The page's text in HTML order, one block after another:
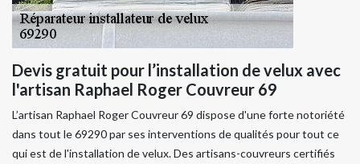
Devis gratuit pour l’installation de velux avec
l'artisan Raphael Roger Couvreur 69
L’artisan Raphael Roger Couvreur 69 dispose d'une forte notoriété
dans tout le 69290 par ses interventions de qualités pour tout ce
qui est de l'installation de velux. Des artisans-couvreurs certifiés